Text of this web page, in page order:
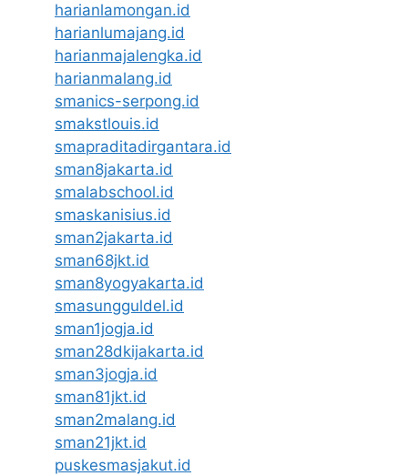
harianlamongan.id
harianlumajang.id
harianmajalengka.id
harianmalang.id
smanics-serpong.id
smakstlouis.id
smapraditadirgantara.id
sman8jakarta.id
smalabschool.id
smaskanisius.id
sman2jakarta.id
sman68jkt.id
sman8yogyakarta.id
smasungguldel.id
sman1jogja.id
sman28dkijakarta.id
sman3jogja.id
sman81jkt.id
sman2malang.id
sman21jkt.id
puskesmasjakut.id